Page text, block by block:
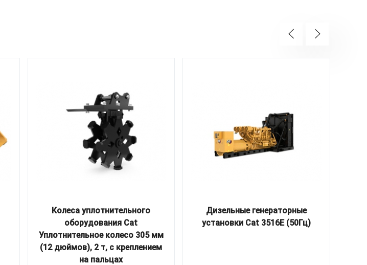
Колеса уплотнительного
оборудования Cat
Уплотнительное колесо 305 мм
(12 дюймов), 2 т, с креплением
на пальцах
Дизельные генераторные
установки Cat 3516E (50Гц)